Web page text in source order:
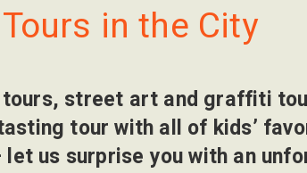
in the City
street art and graffiti
tour with all of kids’
us surprise you with an